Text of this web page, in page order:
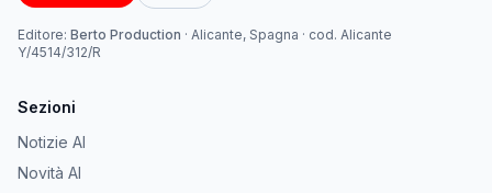
Editore: Berto Production · Alicante, Spagna · cod. Alicante
Y/4514/312/R
Sezioni
Notizie AI
Novità AI